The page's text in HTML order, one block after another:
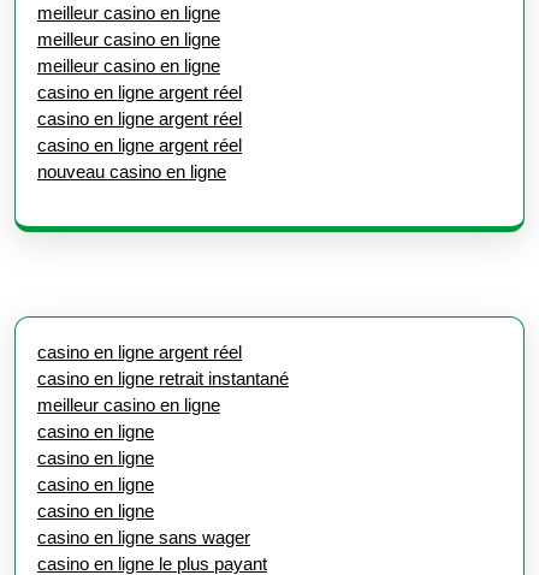
meilleur casino en ligne
meilleur casino en ligne
meilleur casino en ligne
casino en ligne argent réel
casino en ligne argent réel
casino en ligne argent réel
nouveau casino en ligne
casino en ligne argent réel
casino en ligne retrait instantané
meilleur casino en ligne
casino en ligne
casino en ligne
casino en ligne
casino en ligne
casino en ligne sans wager
casino en ligne le plus payant